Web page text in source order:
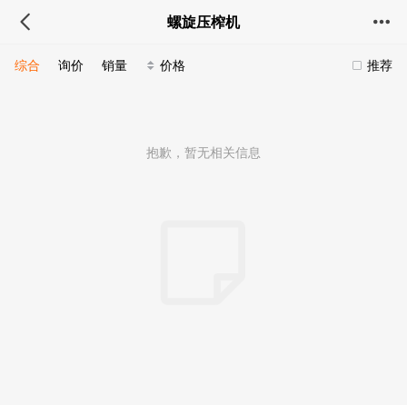
螺旋压榨机
推荐
综合 询价 销量 价格
抱歉，暂无相关信息